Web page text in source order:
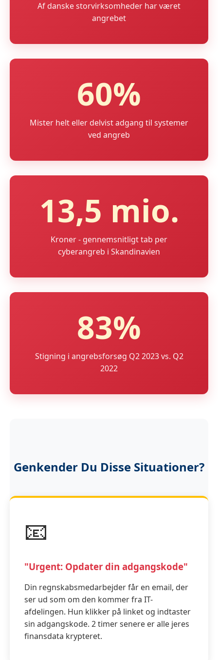
Af danske storvirksomheder har været
angrebet
60%
Mister helt eller delvist adgang til systemer
ved angreb
13,5 mio.
Kroner - gennemsnitligt tab per
cyberangreb i Skandinavien
83%
Stigning i angrebsforsøg Q2 2023 vs. Q2
2022
Genkender Du Disse Situationer?
📧
"Urgent: Opdater din adgangskode"
Din regnskabsmedarbejder får en email, der
ser ud som om den kommer fra IT-
afdelingen. Hun klikker på linket og indtaster
sin adgangskode. 2 timer senere er alle jeres
finansdata krypteret.